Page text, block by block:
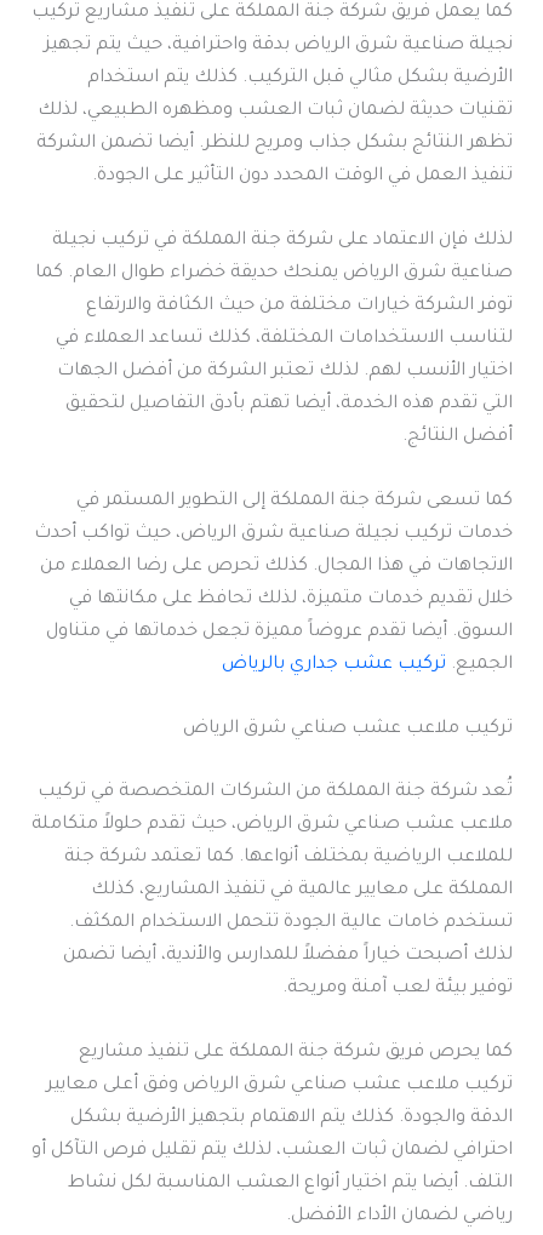
كما يعمل فريق شركة جنة المملكة على تنفيذ مشاريع تركيب
نجيلة صناعية شرق الرياض بدقة واحترافية، حيث يتم تجهيز
الأرضية بشكل مثالي قبل التركيب. كذلك يتم استخدام
تقنيات حديثة لضمان ثبات العشب ومظهره الطبيعي، لذلك
تظهر النتائج بشكل جذاب ومريح للنظر. أيضا تضمن الشركة
تنفيذ العمل في الوقت المحدد دون التأثير على الجودة.
لذلك فإن الاعتماد على شركة جنة المملكة في تركيب نجيلة
صناعية شرق الرياض يمنحك حديقة خضراء طوال العام. كما
توفر الشركة خيارات مختلفة من حيث الكثافة والارتفاع
لتناسب الاستخدامات المختلفة، كذلك تساعد العملاء في
اختيار الأنسب لهم. لذلك تعتبر الشركة من أفضل الجهات
التي تقدم هذه الخدمة، أيضا تهتم بأدق التفاصيل لتحقيق
أفضل النتائج.
كما تسعى شركة جنة المملكة إلى التطوير المستمر في
خدمات تركيب نجيلة صناعية شرق الرياض، حيث تواكب أحدث
الاتجاهات في هذا المجال. كذلك تحرص على رضا العملاء من
خلال تقديم خدمات متميزة، لذلك تحافظ على مكانتها في
السوق. أيضا تقدم عروضاً مميزة تجعل خدماتها في متناول
الجميع. تركيب عشب جداري بالرياض
تركيب ملاعب عشب صناعي شرق الرياض
تُعد شركة جنة المملكة من الشركات المتخصصة في تركيب
ملاعب عشب صناعي شرق الرياض، حيث تقدم حلولاً متكاملة
للملاعب الرياضية بمختلف أنواعها. كما تعتمد شركة جنة
المملكة على معايير عالمية في تنفيذ المشاريع، كذلك
تستخدم خامات عالية الجودة تتحمل الاستخدام المكثف.
لذلك أصبحت خياراً مفضلاً للمدارس والأندية، أيضا تضمن
توفير بيئة لعب آمنة ومريحة.
كما يحرص فريق شركة جنة المملكة على تنفيذ مشاريع
تركيب ملاعب عشب صناعي شرق الرياض وفق أعلى معايير
الدقة والجودة. كذلك يتم الاهتمام بتجهيز الأرضية بشكل
احترافي لضمان ثبات العشب، لذلك يتم تقليل فرص التآكل أو
التلف. أيضا يتم اختيار أنواع العشب المناسبة لكل نشاط
رياضي لضمان الأداء الأفضل.